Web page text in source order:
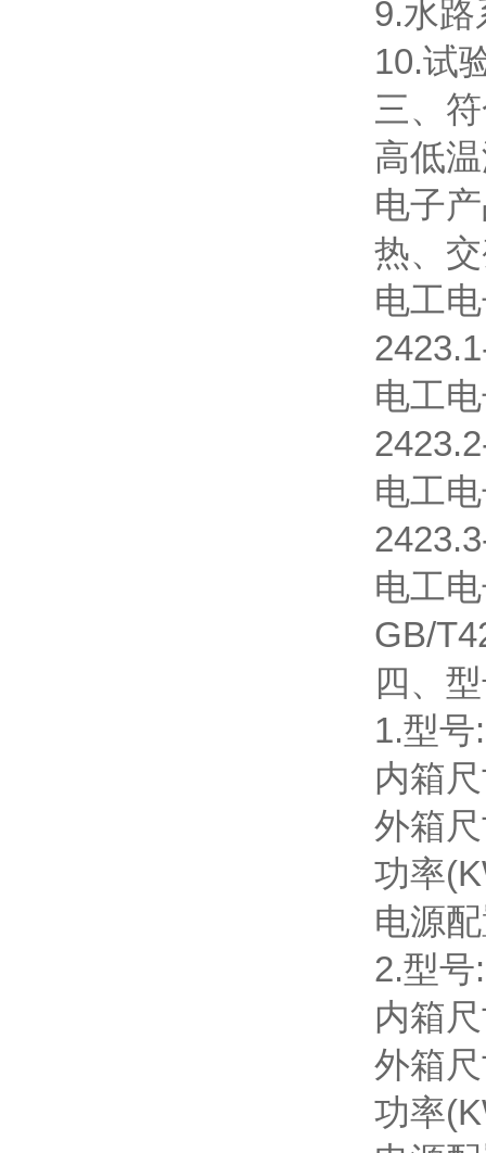
9.水
10.试
三、
高低
电子
热、
电工
电工
电工
电工
GB/
四、
1.型
内箱
外箱
功率
电源
2.型号
内箱
外箱
功率